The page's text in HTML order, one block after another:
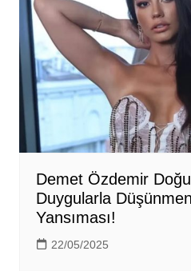
Demet Özdemir
Duygularla
Yansıması!
22/05/2025